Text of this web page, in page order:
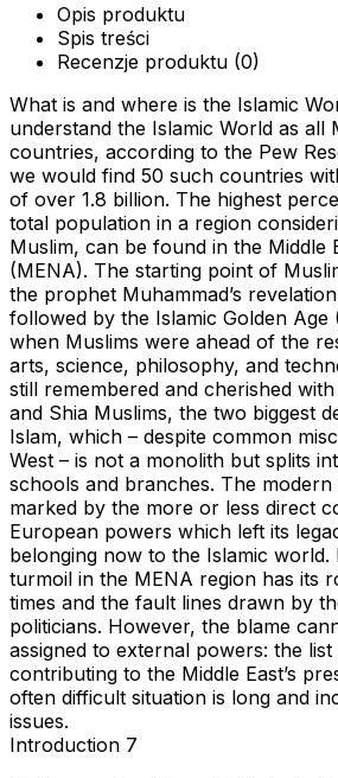
Opis produktu
Spis treści
Recenzje produktu (0)
What is and where is the Islamic
understand the Islamic World as all
countries, according to the Pew
we would find 50 such countries
of over 1.8 billion. The highest
total population in a region
Muslim, can be found in the Middle
(MENA). The starting point of
the prophet Muhammad’s
followed by the Islamic Golden Age
when Muslims were ahead of the
arts, science, philosophy, and
still remembered and cherished
and Shia Muslims, the two biggest
Islam, which – despite common
West – is not a monolith but splits
schools and branches. The modern
marked by the more or less direct
European powers which left its
belonging now to the Islamic world.
turmoil in the MENA region has its
times and the fault lines drawn by
politicians. However, the blame
assigned to external powers: the
contributing to the Middle East’s
often difficult situation is long and
issues.
Introduction 7